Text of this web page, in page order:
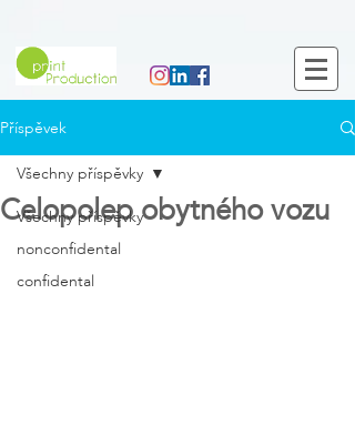
Příspěvek
Všechny příspěvky
nonconfidental
confidental
Všechny příspěvky
Celopolep obytného vozu